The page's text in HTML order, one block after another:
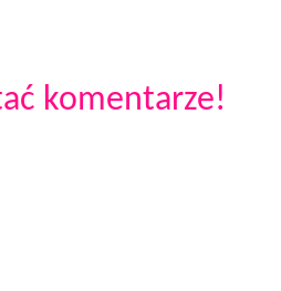
komentarze!